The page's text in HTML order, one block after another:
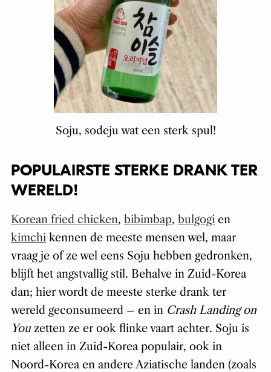
Soju, sodeju wat een sterk spul!
POPULAIRSTE STERKE DRANK TER
WERELD!
Korean fried chicken, bibimbap, bulgogien
kimchikennen de meeste mensen wel, maar
vraag je of ze wel eens Soju hebben gedronken,
blijft het angstvallig stil. Behalve in Zuid-Korea
dan; hier wordt de meeste sterke drank ter
wereld geconsumeerd – en in Crash Landing on
Youzetten ze er ook flinke vaart achter. Soju is
niet alleen in Zuid-Korea populair, ook in
Noord-Korea en andere Aziatische landen (zoals